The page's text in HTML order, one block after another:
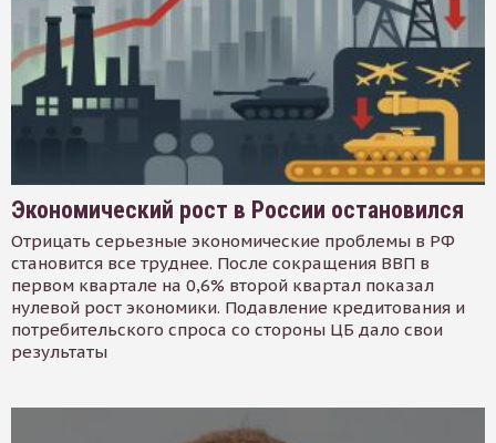
Экономический рост в России остановился
Отрицать серьезные экономические проблемы в РФ
становится все труднее. После сокращения ВВП в
первом квартале на 0,6% второй квартал показал
нулевой рост экономики. Подавление кредитования и
потребительского спроса со стороны ЦБ дало свои
результаты